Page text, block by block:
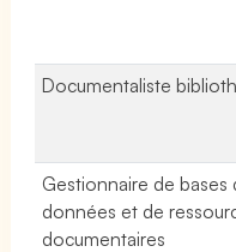
Documentaliste
Gestionnaire de bases
données et de
documentaires